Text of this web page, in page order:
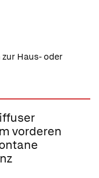
Haus- oder
vorderen